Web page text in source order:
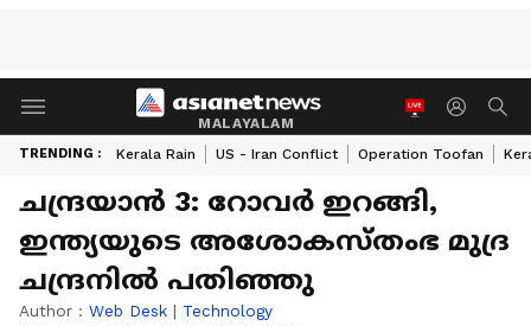
MALAYALAM
TRENDING : Kerala Rain US - Iran Conflict Operation Toofan
ചന്ദ്രയാൻ 3: റോവർ ഇറങ്ങി,
ഇന്ത്യയുടെ അശോകസ്തംഭ മുദ്ര
ചന്ദ്രനിൽ പതിഞ്ഞു
Author : Web Desk | Technology